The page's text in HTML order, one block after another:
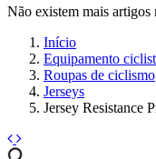
Não existem mais artigos
Início
Equipamento
Roupas de ciclismo
Jerseys
Jersey Resistance